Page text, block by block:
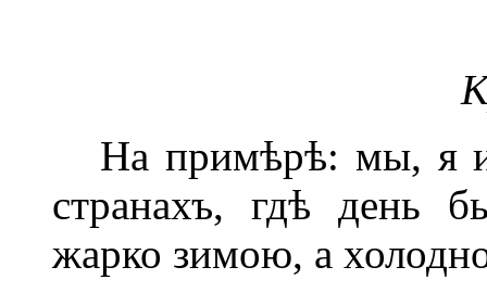
На примѣрѣ: мы, я и
странахъ, гдѣ день
жарко зимою, а